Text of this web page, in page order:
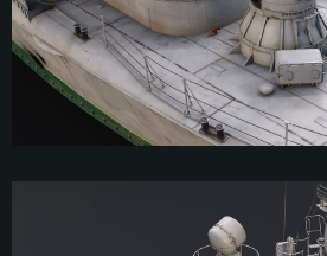
Le premier navire de la classe a été achevé et
soviétique en 1960. Trois chantiers navals ont
206, la Yougoslavie étant le seul pays à avoir
douzaine de Project 206 après avoir reçu une
l'Union soviétique. Les torpilleurs Project 206
soviétique, l'Allemagne de l'Est, la Yougoslavie,
la Corée du Nord et plusieurs autres nations
nombre de navires. Le Project 206 a été retiré
utilisé certains Project 206 dans les années 2000.